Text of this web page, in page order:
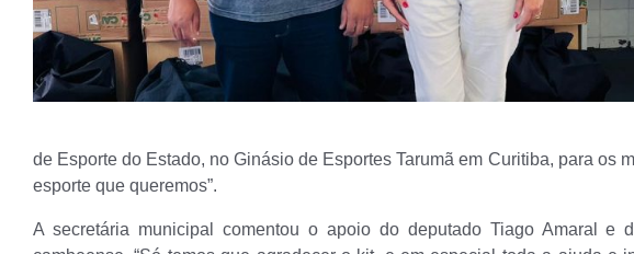
de Esporte do Estado, no Ginásio de Esportes Tarumã em Curitiba, para os
esporte que queremos”.
A secretária municipal comentou o apoio do deputado Tiago Amaral e